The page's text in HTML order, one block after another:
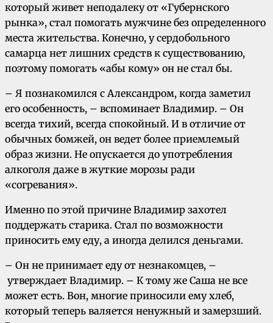
который живет неподалеку от «Губернского
рынка», стал помогать мужчине без определенного
места жительства. Конечно, у сердобольного
самарца нет лишних средств к существованию,
поэтому помогать «абы кому» он не стал бы.
– Я познакомился с Александром, когда заметил
его особенность, – вспоминает Владимир. – Он
всегда тихий, всегда спокойный. И в отличие от
обычных бомжей, он ведет более приемлемый
образ жизни. Не опускается до употребления
алкоголя даже в жуткие морозы ради
«согревания».
Именно по этой причине Владимир захотел
поддержать старика. Стал по возможности
приносить ему еду, а иногда делился деньгами.
– Он не принимает еду от незнакомцев, –
утверждает Владимир. – К тому же Саша не все
может есть. Вон, многие приносили ему хлеб,
который теперь валяется ненужный и замерзший.